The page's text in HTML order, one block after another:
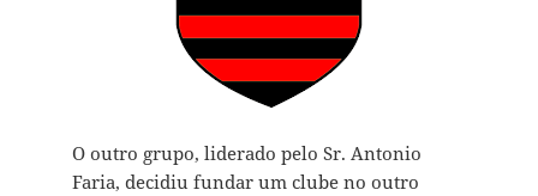
O outro grupo, liderado pelo Sr. Antonio
Faria, decidiu fundar um clube no outro